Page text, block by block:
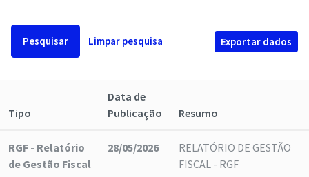
Pesquisar Limpar pesquisa Exportar dados
Tipo
Data de
Publicação
Resumo
RGF - Relatório
de Gestão Fiscal
28/05/2026
RELATÓRIO DE GESTÃO
FISCAL - RGF